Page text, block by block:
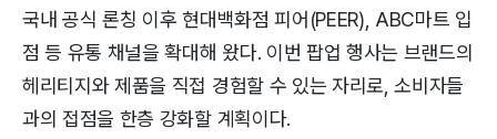
국내 공식 론칭 이후 현대백화점 피어(PEER), ABC마트 입
점 등 유통 채널을 확대해 왔다. 이번 팝업 행사는 브랜드의
헤리티지와 제품을 직접 경험할 수 있는 자리로, 소비자들
과의 접점을 한층 강화할 계획이다.